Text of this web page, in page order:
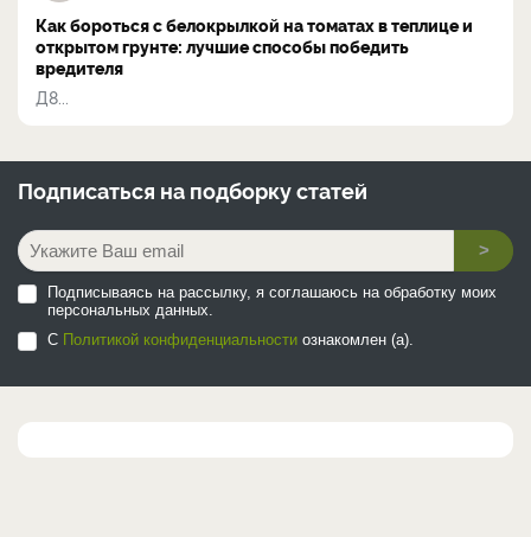
Как бороться с белокрылкой на томатах в теплице и
открытом грунте: лучшие способы победить
вредителя
Д8...
Подписаться на подборку статей
>
Подписываясь на рассылку, я соглашаюсь на обработку моих
персональных данных.
С Политикой конфиденциальности ознакомлен (а).